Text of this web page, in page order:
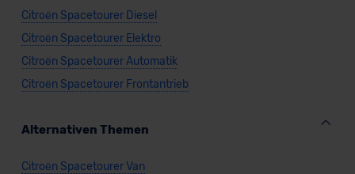
Citroën Spacetourer Diesel
Citroën Spacetourer Elektro
Citroën Spacetourer Automatik
Citroën Spacetourer Frontantrieb
Alternativen Themen
Citroën Spacetourer Van